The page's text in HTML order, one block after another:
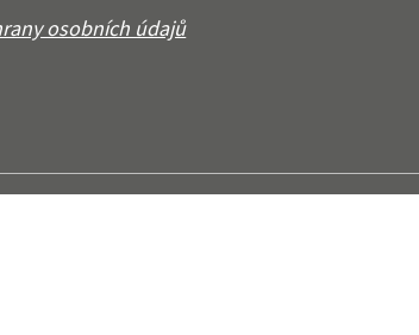
osobních údajů